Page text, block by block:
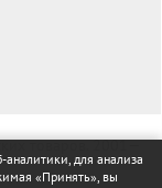
товаров. 2001—
для анализа
«Принять», вы